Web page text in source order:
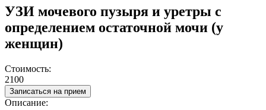
УЗИ мочевого пузыря и уретры с
определением остаточной мочи (у
женщин)
Стоимость:
2100
Записаться на прием
Описание: